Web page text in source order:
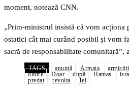
moment, notează CNN.
„Prim-ministrul insistă că vom acționa
ostatici cât mai curând posibil și vom
sacră de responsabilitate comunitară”,
TAGS anunță Armata
dintre
Doar după Hamas
predat
revolta Tel